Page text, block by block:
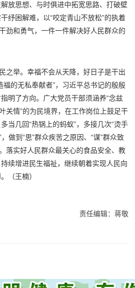
放思想、与时俱进中拓宽思路、打破壁
纾困解难，以“咬定青山不放松”的执着
劲和勇气，一件一件解决好人民群众的
之举。幸福不会从天降，好日子是干出
福的无私奉献者”，习近平总书记的殷殷
明了方向。广大党员干部须涵养“念兹
关情”的为民境界，在工作岗位上鼓足干
当几回“热锅上的蚂蚁”，多接几次“烫手
做到“思”群众疾苦之原因、“谋”群众致
落实好人民群众最关心的食品安全、教
续增进民生福祉，继续朝着实现人民向
（王楠）
责任编辑：蒋敬